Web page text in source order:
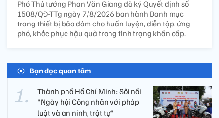
Phó Thủ tướng Phan Văn Giang đã ký Quyết định số
1508/QĐ-TTg ngày 7/8/2026 ban hành Danh mục
trang thiết bị bảo đảm cho huấn luyện, diễn tập, ứng
phó, khắc phục hậu quả trong tình trạng khẩn cấp.
Bạn đọc quan tâm
Thành phố Hồ Chí Minh: Sôi nổi
"Ngày hội Công nhân với pháp
luật và an ninh, trật tự"